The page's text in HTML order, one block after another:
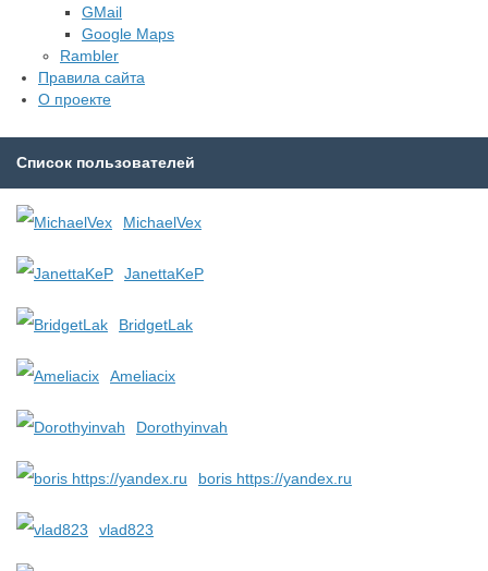
GMail
Google Maps
Rambler
Правила сайта
О проекте
Список пользователей
MichaelVex
JanettaKeP
BridgetLak
Ameliacix
Dorothyinvah
boris https://yandex.ru
vlad823